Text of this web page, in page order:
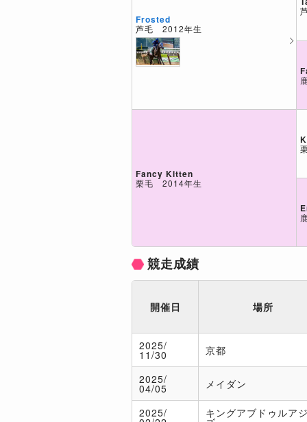
Frosted
芦毛 2012年生
Fancy Kitten
栗毛 2014年生
競走成績
開催日 場所
2025/
11/30 京都
2025/
04/05 メイダン
2025/ キングアブドゥルア